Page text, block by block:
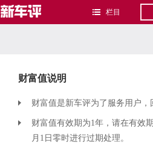
栏目
财富值说明
财富值是新车评为了服务用户，
财富值有效期为1年，请在有效
月1日零时进行过期处理。